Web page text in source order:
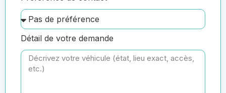
Détail de votre demande